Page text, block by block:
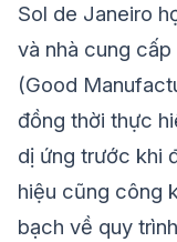
Sol de Janeiro
và nhà cung
(Good
đồng thời thực
dị ứng trước khi
hiệu cũng công
bạch về quy